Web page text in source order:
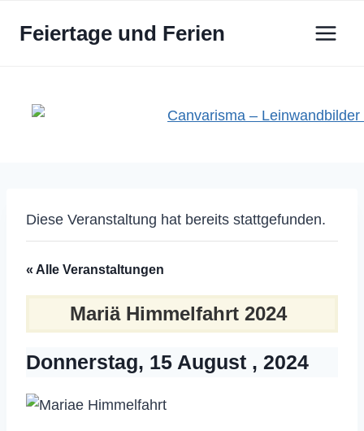
InhaltFeiertage und Ferien
Diese Veranstaltung hat bereits stattgefunden.
« Alle Veranstaltungen
Mariä Himmelfahrt 2024
Donnerstag, 15 August , 2024